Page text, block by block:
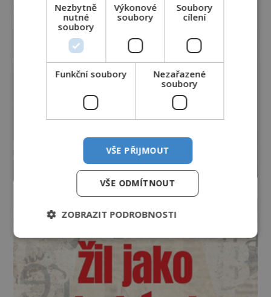
Nezbytně
nutné
soubory
Výkonové
soubory
Soubory
cílení
Funkční soubory
Nezařazené
soubory
VŠE PŘIJMOUT
VŠE ODMÍTNOUT
ZOBRAZIT PODROBNOSTI